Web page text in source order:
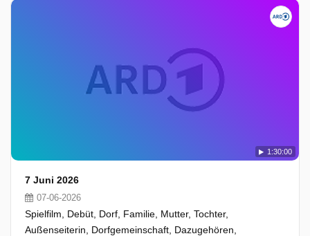
1:30:00
7 Juni 2026
07-06-2026
Spielfilm, Debüt, Dorf, Familie, Mutter, Tochter,
Außenseiterin, Dorfgemeinschaft, Dazugehören,